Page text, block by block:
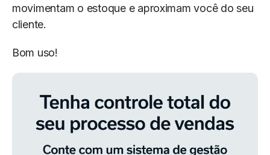
movimentam o estoque e aproximam você do seu
cliente.
Bom uso!